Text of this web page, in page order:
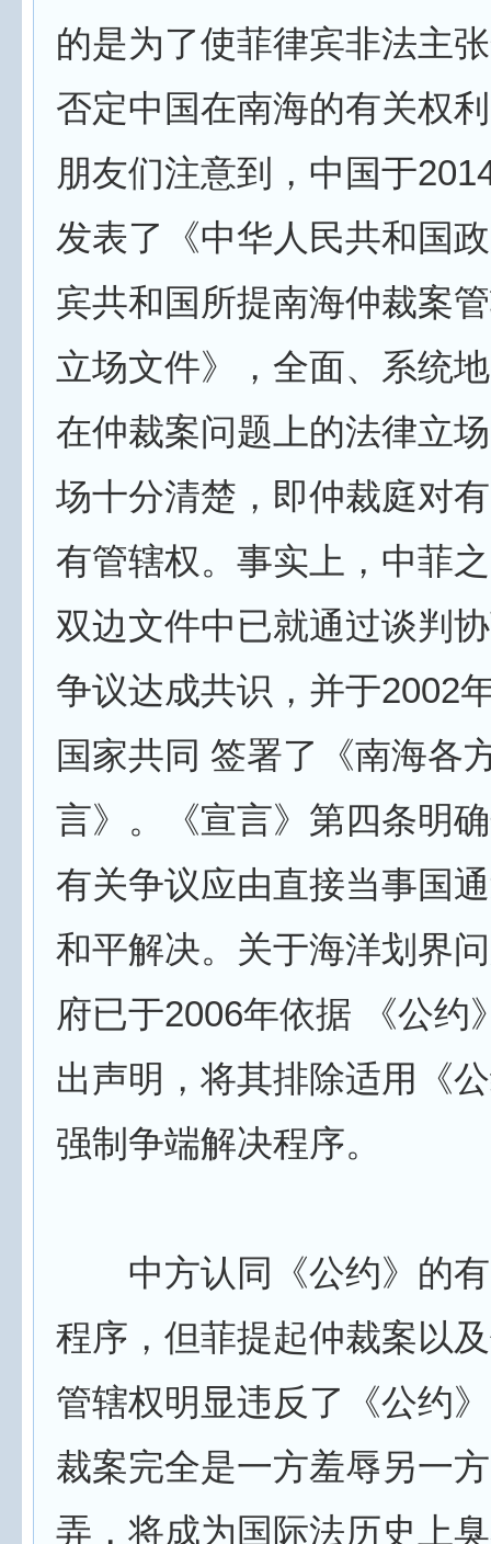
的是为了使菲律宾非法主
否定中国在南海的有关权
朋友们注意到，中国于
发表了《中华人民共和国
宾共和国所提南海仲裁案
立场文件》，全面、系统
在仲裁案问题上的法律立
场十分清楚，即仲裁庭对
有管辖权。事实上，中菲
双边文件中已就通过谈判
争议达成共识，并于2002
国家共同 签署了《南海各
言》。《宣言》第四条明
有关争议应由直接当事国
和平解决。关于海洋划界
府已于2006年依据 《公约
出声明，将其排除适用《
强制争端解决程序。
中方认同《公约》的有
程序，但菲提起仲裁案以
管辖权明显违反了《公约
裁案完全是一方羞辱另一
弄，将成为国际法历史上